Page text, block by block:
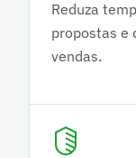
Reduza
propostas e
vendas.